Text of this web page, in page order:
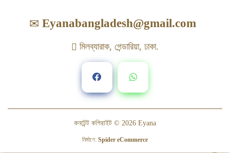
Eyanabangladesh@gmail.com
মিলব্যারাক, গেন্ডারিয়া, ঢাকা.
কনটেন্ট কপিরাইট © 2026 Eyana
নির্মাণে: Spider eCommerce